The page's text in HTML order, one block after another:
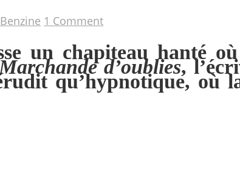
Benzine 1 Comment
un chapiteau hanté
d’oublies,
qu’hypnotique, où